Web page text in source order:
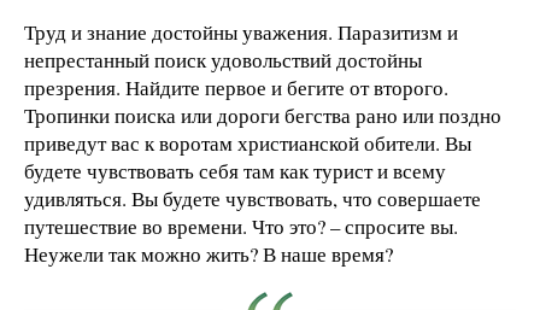
Труд и знание достойны уважения. Паразитизм и
непрестанный поиск удовольствий достойны
презрения. Найдите первое и бегите от второго.
Тропинки поиска или дороги бегства рано или поздно
приведут вас к воротам христианской обители. Вы
будете чувствовать себя там как турист и всему
удивляться. Вы будете чувствовать, что совершаете
путешествие во времени. Что это? – спросите вы.
Неужели так можно жить? В наше время?